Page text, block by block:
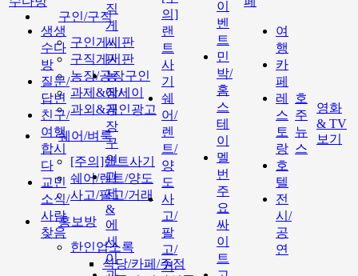
구인/구직
구인게시판
구직게시판
농장/공장구인
과제&에세이
과외&개인광고
쉐어/벼룩
[주의]랜트사기
쉐어/렌트/양도
사고/팔고/거래
홍보방
한인업소록
식당/카페/주점
생생
수다
방
질문/
답변
친구/
여행
합시
다
교민
소식/
사람
찾음
직
게
시
판
농
장/
공
장
구
인
과
제
&
에
세
이
의]
랜
트
사
기
쉐
어/
렌
트/
양
도
사
고/
팔
고/
거
이
벤
트
민
박/
홈
스
테
이
멜
번
주
요
싸
이
트
여
행
카
페
레
스
토
랑
호
텔
전
시/
공
연
호
주
뉴
스
영화
& TV
보기